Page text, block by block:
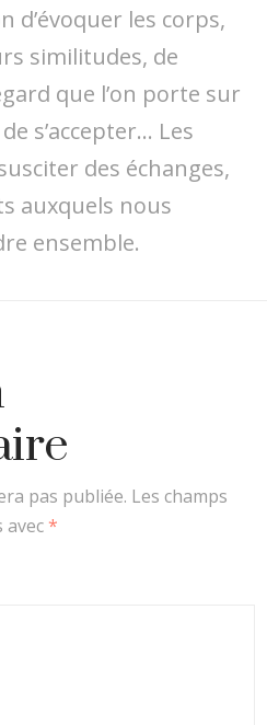
d’évoquer les corps,
similitudes, de
que l’on porte sur
s’accepter… Les
des échanges,
auxquels nous
ensemble.
pas publiée. Les champs
avec*